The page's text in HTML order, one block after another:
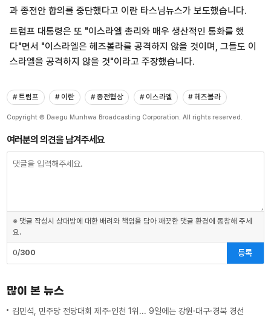
과 종전안 합의를 중단했다고 이란 타스님뉴스가 보도했습니다.
트럼프 대통령은 또 "이스라엘 총리와 매우 생산적인 통화를 했
다"면서 "이스라엘은 헤즈볼라를 공격하지 않을 것이며, 그들도 이
스라엘을 공격하지 않을 것"이라고 주장했습니다.
# 트럼프 # 이란 # 종전협상 # 이스라엘 # 헤즈볼라
Copyright © Daegu Munhwa Broadcasting Corporation. All rights reserved.
여러분의 의견을 남겨주세요
※ 댓글 작성시 상대방에 대한 배려와 책임을 담아 깨끗한 댓글 환경에 동참해 주세
요.
0/300 등록
많이 본 뉴스
김민석, 민주당 전당대회 제주·인천 1위... 9일에는 강원·대구·경북 경선